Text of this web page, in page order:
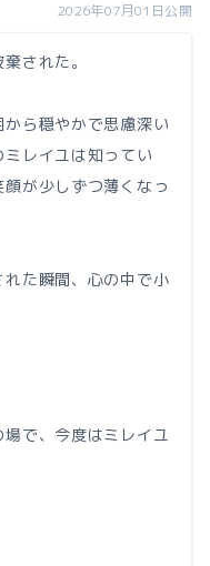
2026年07月01日公開
された。
ら穏やかで思慮深い
レイユは知ってい
が少しずつ薄くなっ
た瞬間、心の中で小
で、今度はミレイユ